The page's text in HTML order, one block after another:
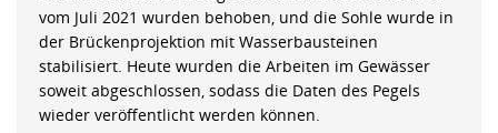
vom Juli 2021 wurden behoben, und die Sohle wurde in
der Brückenprojektion mit Wasserbausteinen
stabilisiert. Heute wurden die Arbeiten im Gewässer
soweit abgeschlossen, sodass die Daten des Pegels
wieder veröffentlicht werden können.